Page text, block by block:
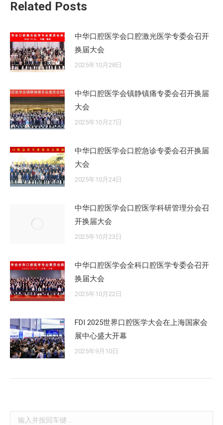
Related Posts
中华口腔医学会口腔激光医学专委会召开
换届大会
2025年10月28日
中华口腔医学会镇静镇痛专委会召开换届
大会
2025年10月27日
中华口腔医学会口腔急诊专委会召开换届
大会
2025年10月24日
中华口腔医学会口腔医学科研管理分会召
开换届大会
2025年10月23日
中华口腔医学会全科口腔医学专委会召开
换届大会
2025年10月22日
FDI 2025世界口腔医学大会在上海国家会
展中心盛大开幕
2025年9月10日
Search: